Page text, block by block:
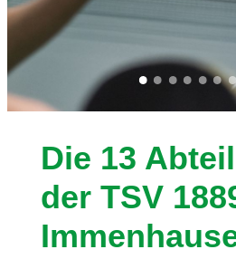
Die 13
der TSV